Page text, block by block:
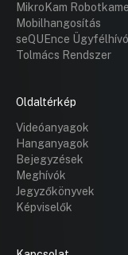
MikroKam
Mobilhangosítás
seQUEnce
Tolmács Rendszer
Oldaltérkép
Videóanyagok
Hanganyagok
Bejegyzések
Meghívók
Jegyzőkönyvek
Képviselők